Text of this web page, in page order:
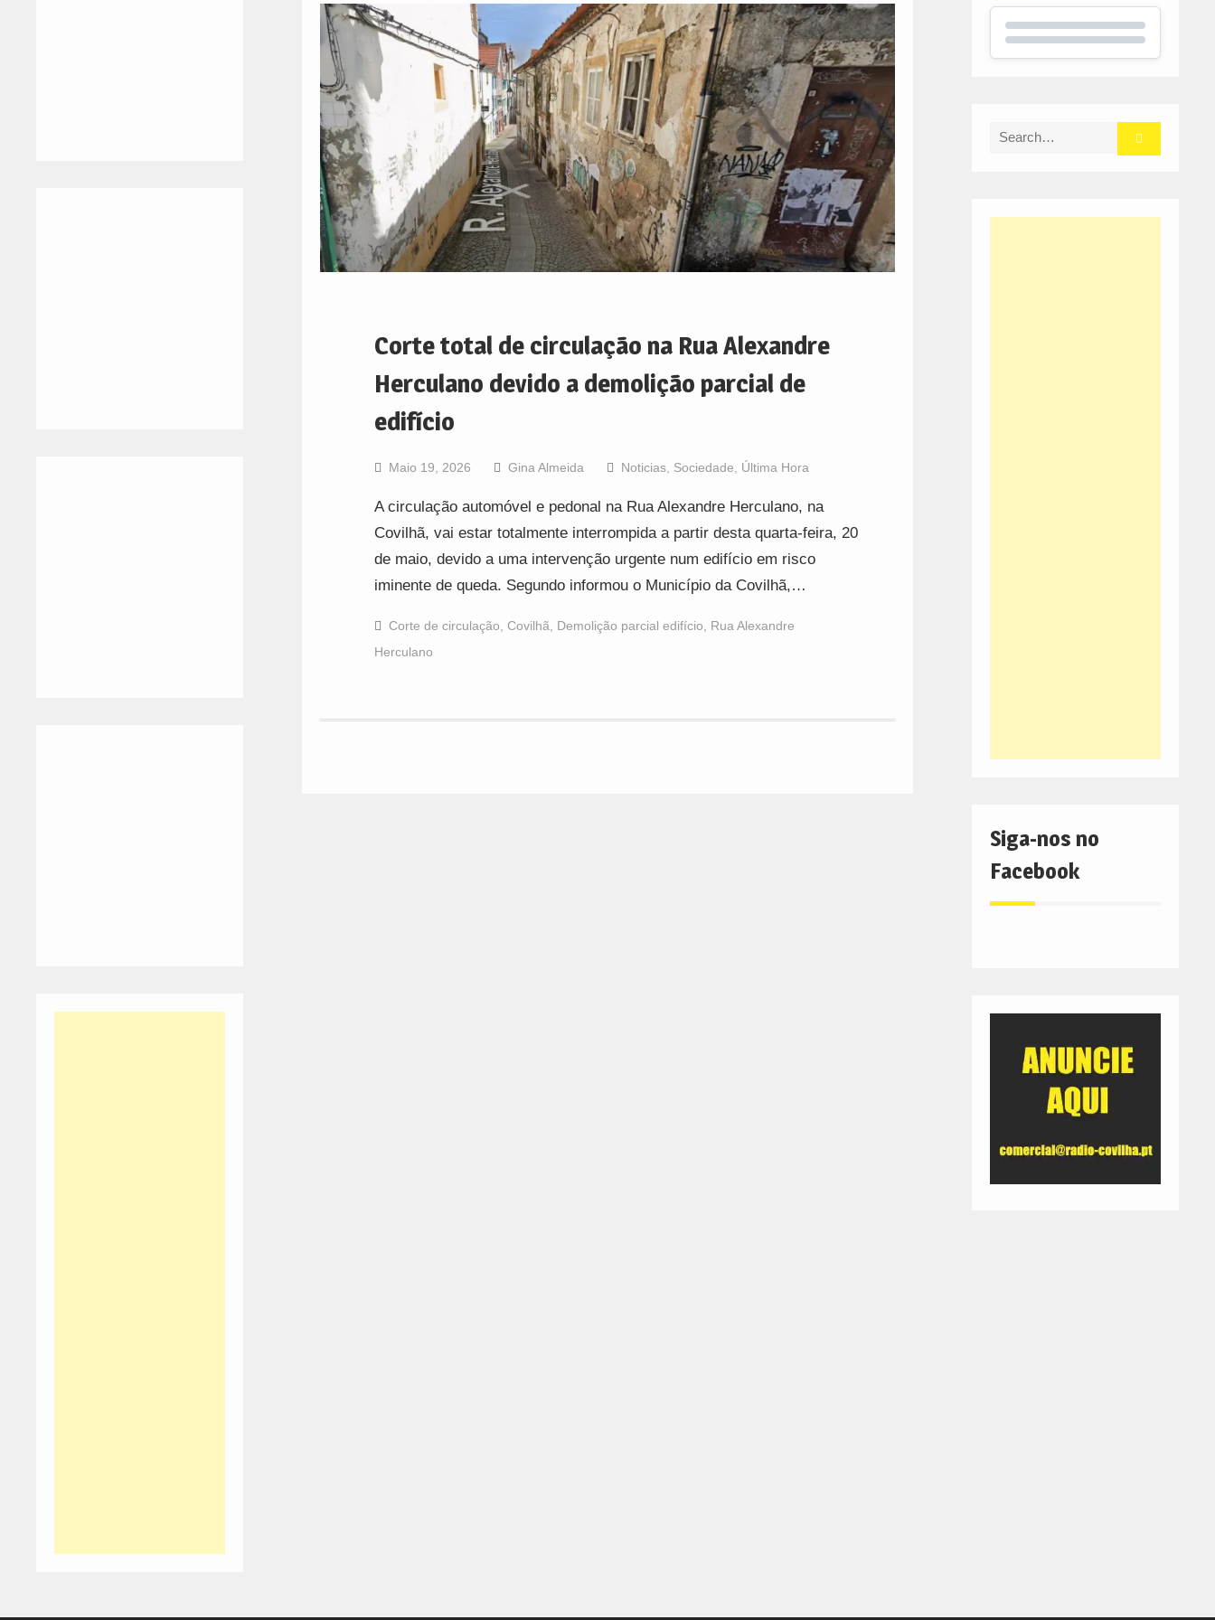
Corte total de circulação na Rua Alexandre
Herculano devido a demolição parcial de
edifício
Maio 19, 2026 Gina Almeida Noticias, Sociedade Última Hora
A circulação automóvel e pedonal na Rua Alexandre Herculano, na
Covilhã, vai estar totalmente interrompida a partir desta quarta-feira, 20
de maio, devido a uma intervenção urgente num edifício em risco
iminente de queda. Segundo informou o Município da Covilhã,…
Corte de circulação Covilhã Demolição parcial edifício
Rua Alexandre
Herculano
Search
Siga-nos no
Facebook